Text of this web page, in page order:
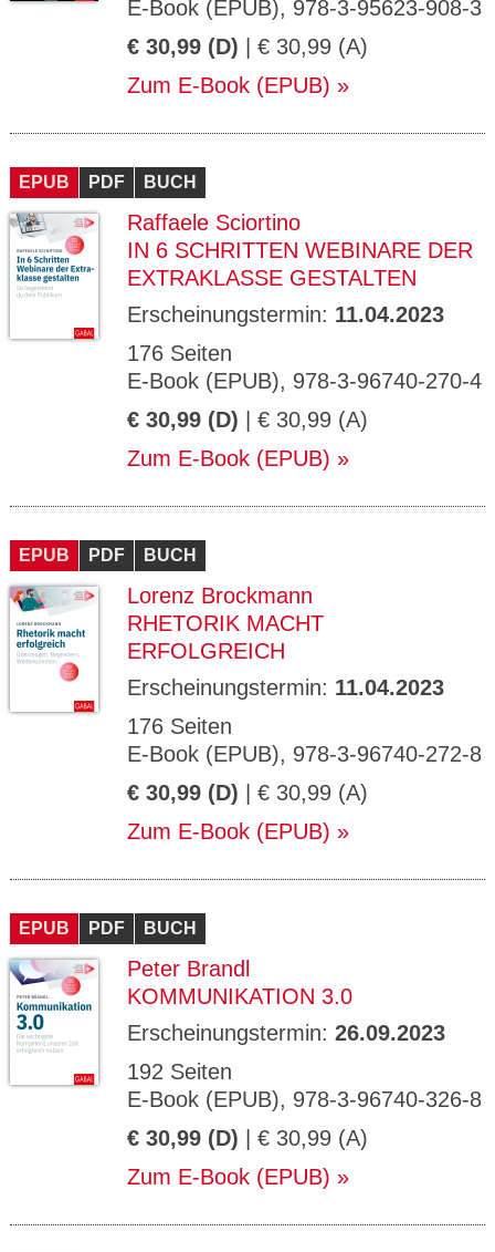
E-Book (EPUB), 978-3-95623-908-3
€ 30,99 (D) | € 30,99 (A)
Zum E-Book (EPUB)
EPUB PDF BUCH
Raffaele Sciortino
IN 6 SCHRITTEN WEBINARE DER
EXTRAKLASSE GESTALTEN
Erscheinungstermin: 11.04.2023
176 Seiten
E-Book (EPUB), 978-3-96740-270-4
€ 30,99 (D) | € 30,99 (A)
Zum E-Book (EPUB)
EPUB PDF BUCH
Lorenz Brockmann
RHETORIK MACHT
ERFOLGREICH
Erscheinungstermin: 11.04.2023
176 Seiten
E-Book (EPUB), 978-3-96740-272-8
€ 30,99 (D) | € 30,99 (A)
Zum E-Book (EPUB)
EPUB PDF BUCH
Peter Brandl
KOMMUNIKATION 3.0
Erscheinungstermin: 26.09.2023
192 Seiten
E-Book (EPUB), 978-3-96740-326-8
€ 30,99 (D) | € 30,99 (A)
Zum E-Book (EPUB)